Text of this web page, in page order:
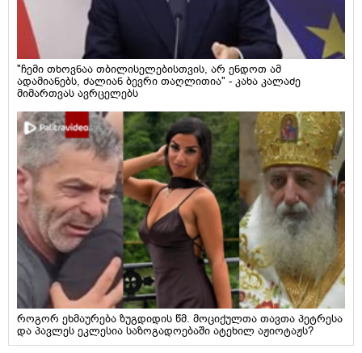
"ჩემი თხოვნაა თბილისელებისთვის, არ ენდოთ ამ
ადამიანებს, ძალიან ბევრი თაღლითია" - კახა კალაძე
მიმართვას ავრცელებს
როგორ ეხმაურება ზუგდიდის წმ. მოციქულთა თავთა პეტრესა
და პავლეს ეკლესია საზოგადოებაში ატეხილ აჟიოტაჟს?